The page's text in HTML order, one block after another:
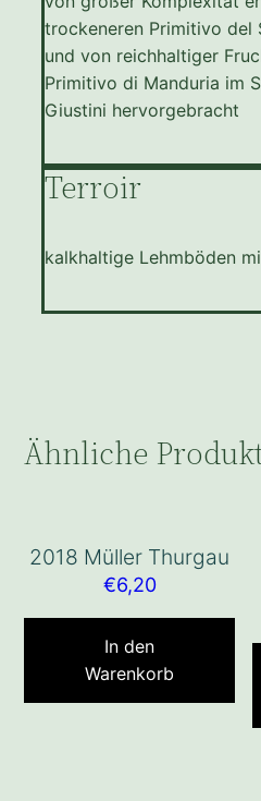
trockeneren Primitivo del
und von reichhaltiger
Primitivo di Manduria im
Giustini hervorgebracht
Terroir
kalkhaltige Lehmböden
Ähnliche
2018 Müller Thurgau
€6,20
In den
Warenkorb